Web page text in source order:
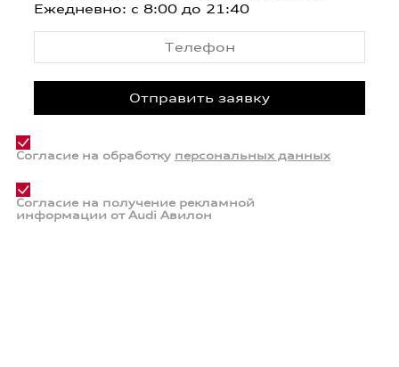
Ежедневно: с 8:00 до 21:40
Согласие на обработку персональных данных
Согласие на получение рекламной
информации от Audi Авилон